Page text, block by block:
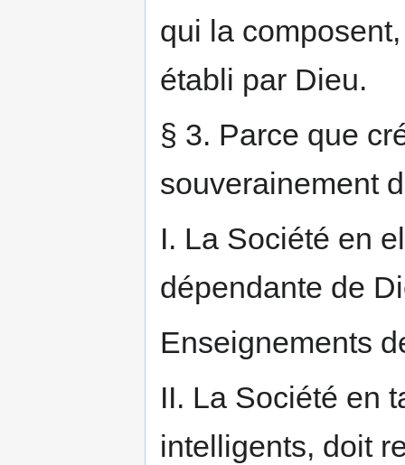
qui la
établi par Dieu.
§ 3. Parce que
souverainement
I. La Société en
dépendante de
Enseignements
II. La Société en
intelligents, doit